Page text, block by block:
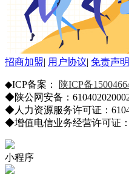
招商加盟| 用户协议| 免责声明
◆ICP备案：
陕ICP备
◆陕公网安备：
◆人力资源服务许可证：
◆增值电信业务经营许可证
小程序